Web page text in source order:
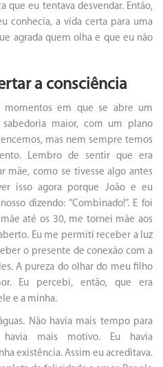
que eu tentava desvendar. Então,
conhecia, a vida certa para uma
agrada quem olha e que eu não
a consciência
momentos em que se abre um
maior, com um plano
mas nem sempre temos
Lembro de sentir que era
mãe, como se tivesse algo antes
isso agora porque João e eu
dizendo: “Combinado!”. E foi
até os 30, me tornei mãe aos
Eu me permiti receber a luz
o presente de conexão com a
A pureza do olhar do meu filho
Eu percebi, então, que era
e a minha.
Não havia mais tempo para
mais motivo. Eu havia
existência. Assim eu acreditava.